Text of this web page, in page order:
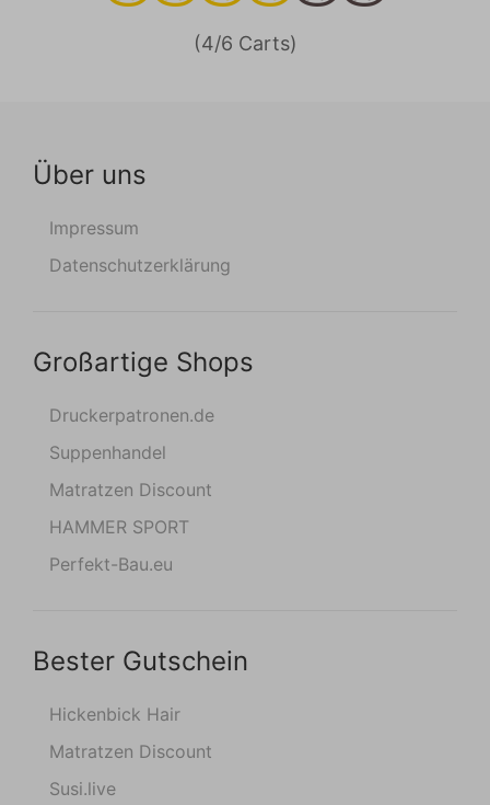
(4/6 Carts)
Über uns
Impressum
Datenschutzerklärung
Großartige Shops
Druckerpatronen.de
Suppenhandel
Matratzen Discount
HAMMER SPORT
Perfekt-Bau.eu
Bester Gutschein
Hickenbick Hair
Matratzen Discount
Susi.live